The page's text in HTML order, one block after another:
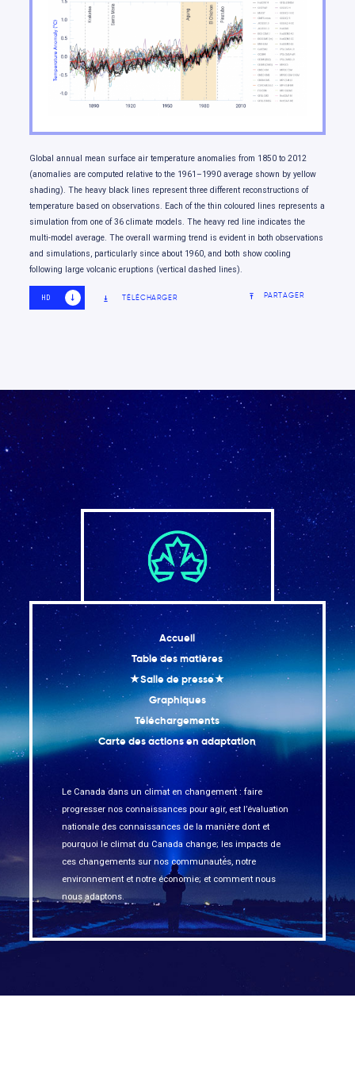
Global annual mean surface air temperature anomalies from 1850 to 2012
(anomalies are computed relative to the 1961–1990 average shown by yellow
shading). The heavy black lines represent three different reconstructions of
temperature based on observations. Each of the thin coloured lines represents a
simulation from one of 36 climate models. The heavy red line indicates the
multi-model average. The overall warming trend is evident in both observations
and simulations, particularly since about 1960, and both show cooling
following large volcanic eruptions (vertical dashed lines).
HD SD TÉLÉCHARGER PARTAGER
Accueil
Table des matières
★Salle de presse★
Graphiques
Téléchargements
Carte des actions en adaptation
Le Canada dans un climat en changement : faire
progresser nos connaissances pour agir, est l’évaluation
nationale des connaissances de la manière dont et
pourquoi le climat du Canada change; les impacts de
ces changements sur nos communautés, notre
environnement et notre économie; et comment nous
nous adaptons.
Changements de température
Changements dans les précipitations de pluie
et de neige
Changements dans les extrêmes climatiques
Évolution de la neige et de la glace
Évolution de la disponibilité de l’eau douce
Changements touchant les océans
Variations du niveau de la mer
Notre avenir: des choix qui comptent